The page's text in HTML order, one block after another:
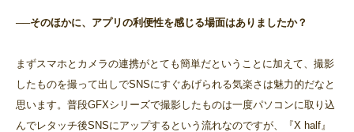
──そのほかに、アプリの利便性を感じる場面はありましたか？
まずスマホとカメラの連携がとても簡単だということに加えて、撮影
したものを撮って出しでSNSにすぐあげられる気楽さは魅力的だなと
思います。普段GFXシリーズで撮影したものは一度パソコンに取り込
んでレタッチ後SNSにアップするという流れなのですが、『X half』